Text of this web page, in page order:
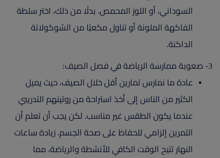
السوداني، أو اللوز المحمص. بدلًا من ذلك، اختر سلطة
الفاكهة الملونة أو تناول مكعبًا من الشوكولاتة
الداكنة.
3- صعوبة ممارسة الرياضة في فصل الصيف:
عادة ما نمارس تمارين أقل خلال الصيف، حيث يميل
الكثير من الناس إلى أخذ استراحة من روتينهم التدريبي
عندما يكون الطقس غير مناسب. لكن يجب أن تعلم أن
التمرين إلزامي للحفاظ على صحة الجسم. زيادة ساعات
النهار تتيح الوقت الكافي للأنشطة والرياضة، مما